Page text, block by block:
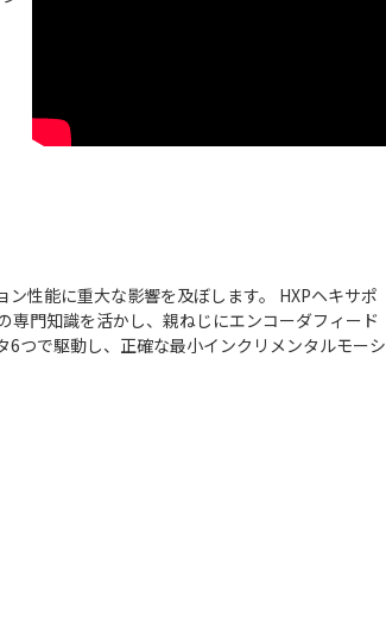
性能に重大な影響を及ぼします。 HXPヘキサポ
専門知識を活かし、親ねじにエンコーダフィード
つで駆動し、正確な最小インクリメンタルモーシ